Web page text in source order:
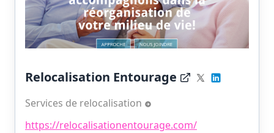
Relocalisation Entourage
Services de relocalisation
https://relocalisationentourage.com/